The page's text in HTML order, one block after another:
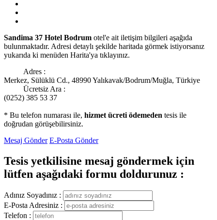
Sandima 37 Hotel Bodrum otel'e ait iletişim bilgileri aşağıda
bulunmaktadır. Adresi detaylı şekilde haritada görmek istiyorsanız
yukarıda ki menüden Harita'ya tıklayınız.
Adres :
Merkez, Sülüklü Cd., 48990 Yalıkavak/Bodrum/Muğla, Türkiye
Ücretsiz Ara :
(0252) 385 53 37
* Bu telefon numarası ile, hizmet ücreti ödemeden tesis ile
doğrudan görüşebilirsiniz.
Mesaj Gönder E-Posta Gönder
Tesis yetkilisine mesaj göndermek için
lütfen aşağıdaki formu doldurunuz :
Adınız Soyadınız :
E-Posta Adresiniz :
Telefon :